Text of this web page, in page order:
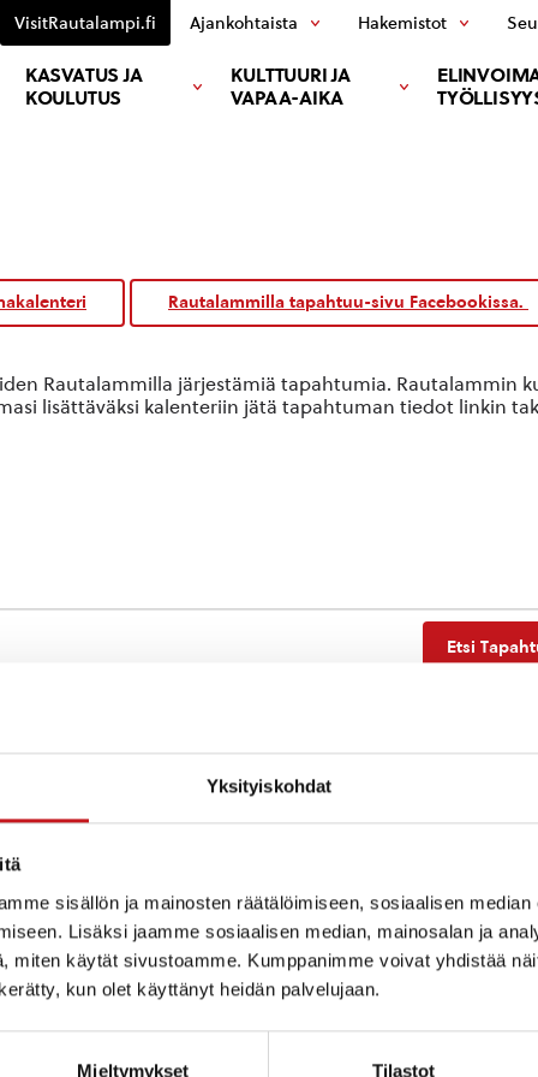
Yksityiskohdat
sisällön ja mainosten räätälöimiseen, sosiaalisen
Lisäksi jaamme sosiaalisen median, mainosalan ja
miten käytät sivustoamme. Kumppanimme voivat yhdistää
kun olet käyttänyt heidän palvelujaan.
Mieltymykset Tilastot
KASVATUS JA
KOULUTUS
KULTTUURI JA
VAPAA-AIKA
VisitRautalampi.fi Ajankohtaista Hakemistot
Rautalammilla tapahtuu-sivu Facebookissa.
Etsi
Rautalammilla järjestämiä tapahtumia. Rautalammin
lisättäväksi kalenteriin jätä tapahtuman tiedot linkin